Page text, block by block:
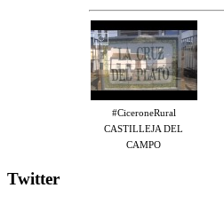
#CiceroneRural
CASTILLEJA DEL
CAMPO
Twitter